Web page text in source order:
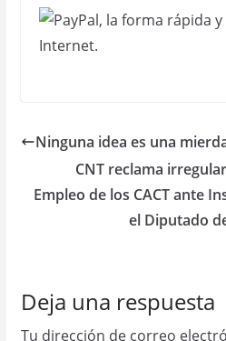
Ninguna idea es una
CNT reclama
Empleo de los CACT ante
el Diputado
Deja una respuesta
Tu dirección de correo